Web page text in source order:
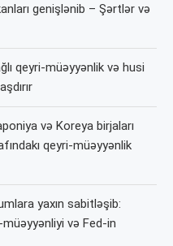
genişlənib – Şərtlər və
qeyri-müəyyənlik və husi
və Koreya birjaları
qeyri-müəyyənlik
yaxın sabitləşib:
və Fed-in